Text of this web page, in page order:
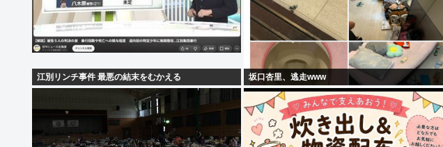
江別リンチ事件 最悪の結末をむかえる 坂口杏里、逃走www